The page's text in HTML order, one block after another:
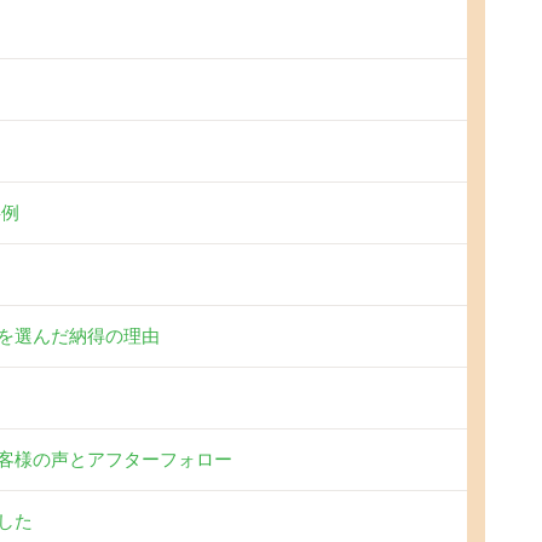
選んだ納得の理由
様の声とアフターフォロー
た